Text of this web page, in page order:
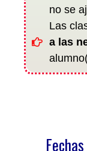
no se
Las
a las